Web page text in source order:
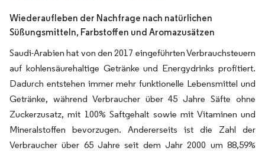
Wiederaufleben der Nachfrage nach natürlichen
Süßungsmitteln, Farbstoffen und Aromazusätzen
Saudi-Arabien hat von den 2017 eingeführten Verbrauchsteuern
auf kohlensäurehaltige Getränke und Energydrinks profitiert.
Dadurch entstehen immer mehr funktionelle Lebensmittel und
Getränke, während Verbraucher über 45 Jahre Säfte ohne
Zuckerzusatz, mit 100% Saftgehalt sowie mit Vitaminen und
Mineralstoffen bevorzugen. Andererseits ist die Zahl der
Verbraucher über 65 Jahre seit dem Jahr 2000 um 88,59%